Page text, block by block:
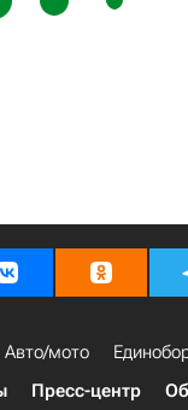
Авто/мото
Пресс-центр